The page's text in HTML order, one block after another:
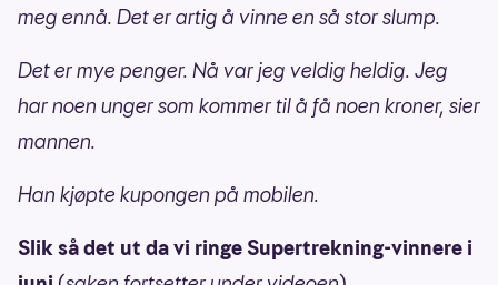
meg ennå. Det er artig å vinne en så stor slump.
Det er mye penger. Nå var jeg veldig heldig. Jeg
har noen unger som kommer til å få noen kroner, sier
mannen.
Han kjøpte kupongen på mobilen.
Slik så det ut da vi ringe Supertrekning-vinnere i